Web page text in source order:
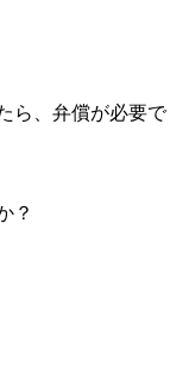
ら、弁償が必要で
？